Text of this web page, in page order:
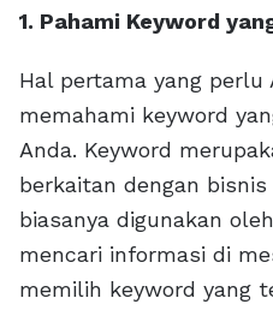
1. Pahami Keyword
Hal pertama yang perlu
memahami keyword
Anda. Keyword
berkaitan dengan
biasanya digunakan
mencari informasi di
memilih keyword yang